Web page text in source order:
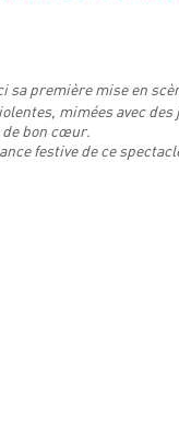
sa première mise en
mimées avec des
de bon cœur.
festive de ce